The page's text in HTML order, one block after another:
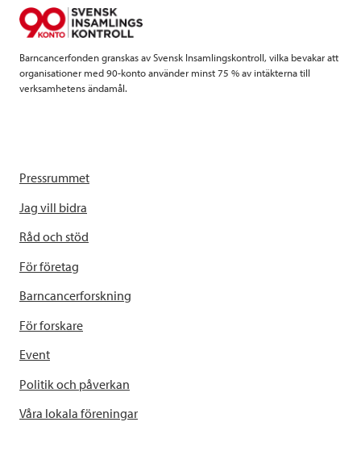
k
Barncancerfonden granskas av Svensk Insamlingskontroll, vilka bevakar att
organisationer med 90-konto använder minst 75 % av intäkterna till
verksamhetens ändamål.
Pressrummet
Jag vill bidra
Råd och stöd
För företag
Barncancerforskning
För forskare
Event
Politik och påverkan
Våra lokala föreningar